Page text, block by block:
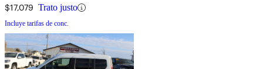
$17,079 Trato justo
Incluye tarifas de conc.